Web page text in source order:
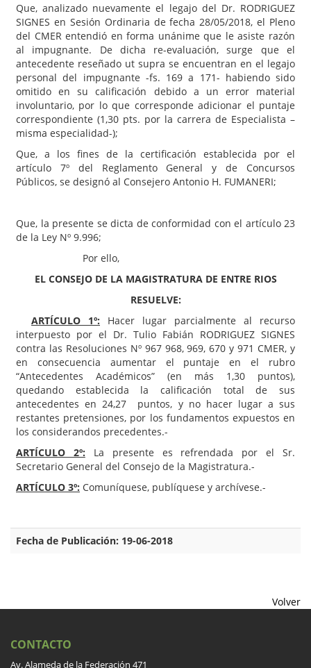
Que, analizado nuevamente el legajo del Dr. RODRIGUEZ
SIGNES en Sesión Ordinaria de fecha 28/05/2018, el Pleno
del CMER entendió en forma unánime que le asiste razón
al impugnante. De dicha re-evaluación, surge que el
antecedente reseñado ut supra se encuentran en el legajo
personal del impugnante -fs. 169 a 171- habiendo sido
omitido en su calificación debido a un error material
involuntario, por lo que corresponde adicionar el puntaje
correspondiente (1,30 pts. por la carrera de Especialista –
misma especialidad-);
Que, a los fines de la certificación establecida por el
artículo 7º del Reglamento General y de Concursos
Públicos, se designó al Consejero Antonio H. FUMANERI;
Que, la presente se dicta de conformidad con el artículo 23
de la Ley Nº 9.996;
Por ello,
EL CONSEJO DE LA MAGISTRATURA DE ENTRE RIOS
RESUELVE:
ARTÍCULO 1º: Hacer lugar parcialmente al recurso
interpuesto por el Dr. Tulio Fabián RODRIGUEZ SIGNES
contra las Resoluciones Nº 967 968, 969, 670 y 971 CMER, y
en consecuencia aumentar el puntaje en el rubro
“Antecedentes Académicos” (en más 1,30 puntos),
quedando establecida la calificación total de sus
antecedentes en 24,27 puntos, y no hacer lugar a sus
restantes pretensiones, por los fundamentos expuestos en
los considerandos precedentes.-
ARTÍCULO 2º: La presente es refrendada por el Sr.
Secretario General del Consejo de la Magistratura.-
ARTÍCULO 3º: Comuníquese, publíquese y archívese.-
Fecha de Publicación: 19-06-2018
Volver
CONTACTO
Av. Alameda de la Federación 471